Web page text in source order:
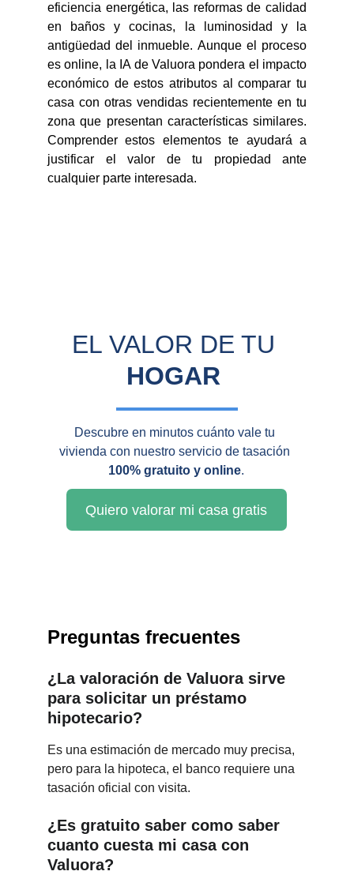
eficiencia energética, las reformas de calidad
en baños y cocinas, la luminosidad y la
antigüedad del inmueble. Aunque el proceso
es online, la IA de Valuora pondera el impacto
económico de estos atributos al comparar tu
casa con otras vendidas recientemente en tu
zona que presentan características similares.
Comprender estos elementos te ayudará a
justificar el valor de tu propiedad ante
cualquier parte interesada.
EL VALOR DE TU
HOGAR
Quiero valorar mi casa gratis
Descubre en minutos cuánto vale tu
vivienda con nuestro servicio de tasación
100% gratuito y online.
Preguntas frecuentes
¿La valoración de Valuora sirve
para solicitar un préstamo
hipotecario?
Es una estimación de mercado muy precisa,
pero para la hipoteca, el banco requiere una
tasación oficial con visita.
¿Es gratuito saber como saber
cuanto cuesta mi casa con
Valuora?